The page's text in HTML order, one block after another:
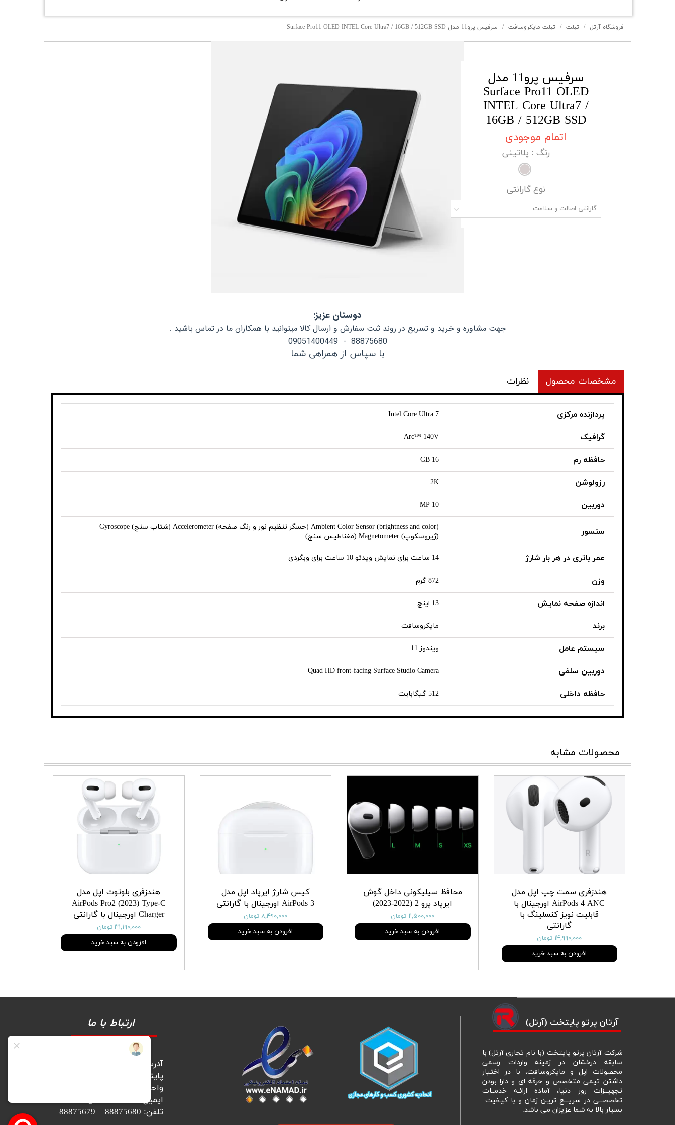
فروشگاه آرتل تبلت تبلت مایکروسافت سرفیس پرو11 مدل Surface Pro11 OLED INTEL Core Ultra7 / 16GB / 512GB SSD
سرفیس پرو11 مدل
Surface Pro11 OLED
INTEL Core Ultra7 /
16GB / 512GB SSD
اتمام موجودی
رنگ : پلاتینی
نوع گارانتی
گارانتی اصالت و سلامت
دوستان عزیز:
جهت مشاوره و خرید و تسریع در روند ثبت سفارش و ارسال کالا میتوانید با همکاران ما در تماس باشید .
88875680 - 09051400449
با سپاس از همراهی شما
مشخصات محصول نظرات
پردازنده مرکزی Intel Core Ultra 7
گرافیک Arc™ 140V
حافظه رم 16 GB
رزولوشن 2K
دوربین 10 MP
سنسور
Ambient Color Sensor (brightness and color) (حسگر تنظیم نور و رنگ صفحه) Accelerometer (شتاب سنج) Gyroscope
(ژیروسکوپ) Magnetometer (مغناطیس سنج)
عمر باتری در هر بار شارژ 14 ساعت برای نمایش ویدئو 10 ساعت برای وبگردی
وزن 872 گرم
اندازه صفحه نمایش 13 اینچ
برند مایکروسافت
سیستم عامل ویندوز 11
دوربین سلفی Quad HD front-facing Surface Studio Camera
حافظه داخلی 512 گیگابایت
محصولات مشابه
هندزفری سمت چپ اپل مدل
AirPods 4 ANC اورجینال با
قابلیت نویز کنسلینگ با
گارانتی
۱۴,۹۹۰,۰۰۰ تومان
افزودن به سبد خرید
محافظ سیلیکونی داخل گوش
ایرپاد پرو 2 (2022-2023)
۲,۵۰۰,۰۰۰ تومان
افزودن به سبد خرید
کیس شارژ ایرپاد اپل مدل
AirPods 3 اورجینال با گارانتی
۸,۴۹۰,۰۰۰ تومان
افزودن به سبد خرید
هندزفری بلوتوث اپل مدل
AirPods Pro2 (2023) Type-C
Charger اورجینال با گارانتی
۳۱,۱۹۰,۰۰۰ تومان
افزودن به سبد خرید
ارتباط با ما
آدرس: تهران، میرداماد، مجتمع
واحد 902
ایمیل: info@Rtel-co.com
تلفن: 88875680 – 88875679
​آرتان پرتو پایتخت (آرتل)
شرکت آرتان پرتو پایتخت (با نام تجاری آرتل) با
سابقه درخشان در زمینه واردات رسمی
محصولات اپل و مایکروسافت، با در اختیار
داشتن تیمی متخصص و حرفه ای و دارا بودن
تجهیــزات روز دنیا، آماده ارائـه خدمــات
تخصصــی در سریـــع تریـن زمان و با کیـفیت
بسیار بالا به شما عزیزان می باشد.